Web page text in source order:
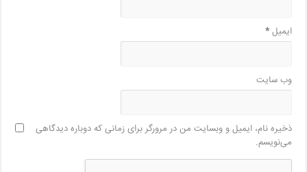
ایمیل*
وب‌ سایت
ذخیره نام، ایمیل و وبسایت من در مرورگر برای زمانی که دوباره دیدگاهی
می‌نویسم.